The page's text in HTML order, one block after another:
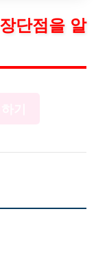
단점을 알